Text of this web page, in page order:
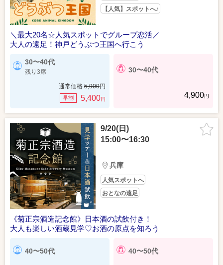
【人気】スポットへ♪
＼最大20名☆人気スポットでグループ恋活／
大人の遠足！神戸どうぶつ王国へ行こう
30〜40代
残り3席
通常価格 5,900円
早割 5,400円
30〜40代
4,900円
9/20(日)
15:00〜16:30
兵庫
人気スポットへ
おとなの遠足
《菊正宗酒造記念館》日本酒の試飲付き！
大人も楽しい酒蔵見学♡お酒の原点を知ろう
40〜50代 40〜50代